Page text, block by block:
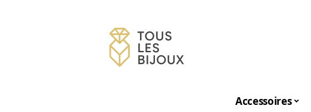
Accessoires